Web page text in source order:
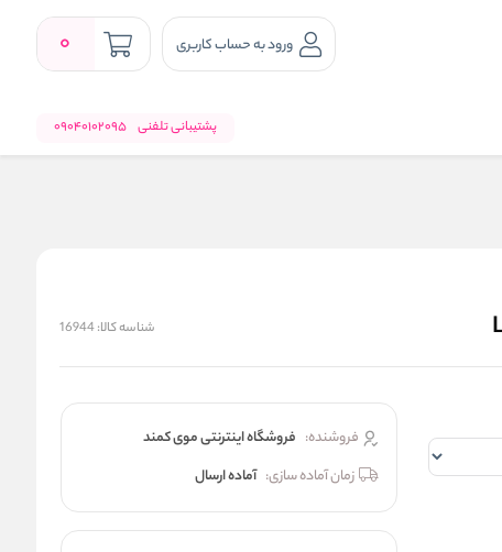
ورود به حساب کاربری 0
پشتیبانی تلفنی 09040102095
شناسه کالا:16944
فروشنده: فروشگاه اینترنتی موی کمند
زمان آماده سازی: آماده ارسال